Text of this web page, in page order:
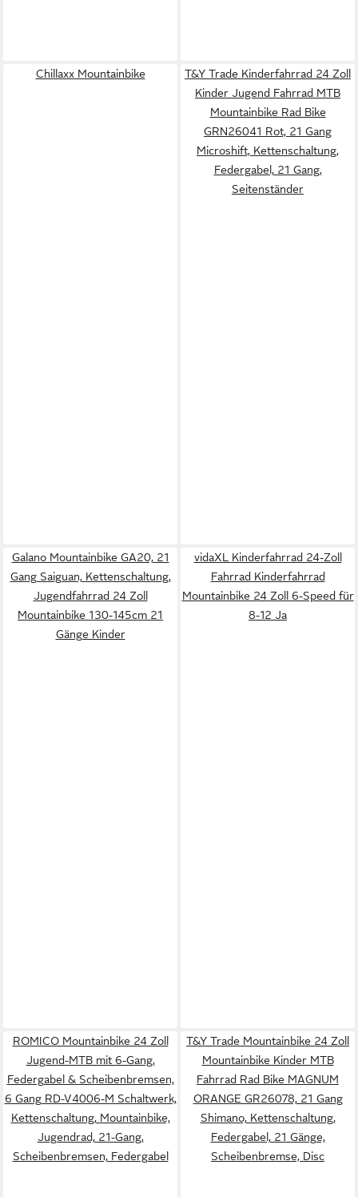
Chillaxx Mountainbike
T&Y Trade Kinderfahrrad 24 Zoll
Kinder Jugend Fahrrad MTB
Mountainbike Rad Bike
GRN26041 Rot, 21 Gang
Microshift, Kettenschaltung,
Federgabel, 21 Gang,
Seitenständer
Galano Mountainbike GA20, 21
Gang Saiguan, Kettenschaltung,
Jugendfahrrad 24 Zoll
Mountainbike 130-145cm 21
Gänge Kinder
vidaXL Kinderfahrrad 24-Zoll
Fahrrad Kinderfahrrad
Mountainbike 24 Zoll 6-Speed für
8-12 Ja
ROMICO Mountainbike 24 Zoll
Jugend-MTB mit 6-Gang,
Federgabel & Scheibenbremsen,
6 Gang RD-V4006-M Schaltwerk,
Kettenschaltung, Mountainbike,
Jugendrad, 21-Gang,
Scheibenbremsen, Federgabel
T&Y Trade Mountainbike 24 Zoll
Mountainbike Kinder MTB
Fahrrad Rad Bike MAGNUM
ORANGE GR26078, 21 Gang
Shimano, Kettenschaltung,
Federgabel, 21 Gänge,
Scheibenbremse, Disc